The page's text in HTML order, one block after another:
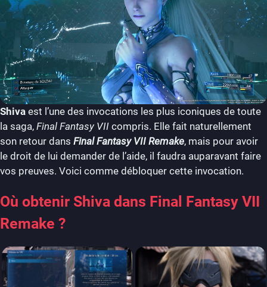
Shiva est l’une des invocations les plus iconiques de toute
la saga, Final Fantasy VII compris. Elle fait naturellement
son retour dans Final Fantasy VII Remake, mais pour avoir
le droit de lui demander de l’aide, il faudra auparavant faire
vos preuves. Voici comme débloquer cette invocation.
Où obtenir Shiva dans Final Fantasy VII
Remake ?